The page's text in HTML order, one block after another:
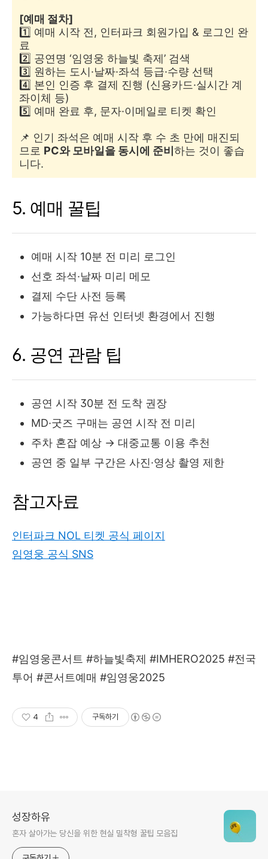
[예매 절차]
1️⃣ 예매 시작 전, 인터파크 회원가입 & 로그인 완
료
2️⃣ 공연명 ‘임영웅 하늘빛 축제’ 검색
3️⃣ 원하는 도시·날짜·좌석 등급·수량 선택
4️⃣ 본인 인증 후 결제 진행 (신용카드·실시간 계
좌이체 등)
5️⃣ 예매 완료 후, 문자·이메일로 티켓 확인
📌 인기 좌석은 예매 시작 후 수 초 만에 매진되
므로 PC와 모바일을 동시에 준비 하는 것이 좋습
니다.
5. 예매 꿀팁
예매 시작 10분 전 미리 로그인
선호 좌석·날짜 미리 메모
결제 수단 사전 등록
가능하다면 유선 인터넷 환경에서 진행
6. 공연 관람 팁
공연 시작 30분 전 도착 권장
MD·굿즈 구매는 공연 시작 전 미리
주차 혼잡 예상 → 대중교통 이용 추천
공연 중 일부 구간은 사진·영상 촬영 제한
참고자료
인터파크 NOL 티켓 공식 페이지
임영웅 공식 SNS
#임영웅콘서트 #하늘빛축제 #IMHERO2025 #전국
투어 #콘서트예매 #임영웅2025
4 구독하기
성장하유
혼자 살아가는 당신을 위한 현실 밀착형 꿀팁 모음집